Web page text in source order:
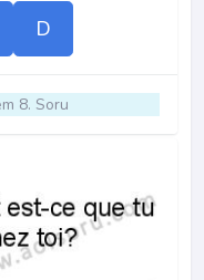
D
8. Soru